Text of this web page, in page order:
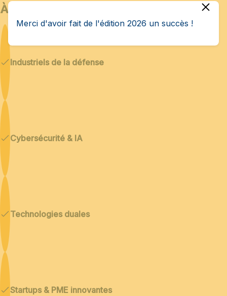
À qui s’adresse Bedex ?
Industriels de la défense
Cybersécurité & IA
Technologies duales
Startups & PME innovantes
Merci d'avoir fait de l'édition 2026 un succès !